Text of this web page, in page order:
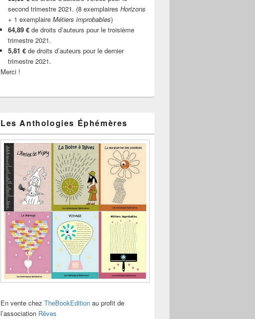
second trimestre 2021. (8 exemplaires Horizons
+ 1 exemplaire Métiers improbables)
64,89 € de droits d’auteurs pour le troisième
trimestre 2021.
5,81 € de droits d’auteurs pour le dernier
trimestre 2021.
Merci !
Les Anthologies Éphémères
En vente chez TheBookEdition au profit de
l’association Rêves